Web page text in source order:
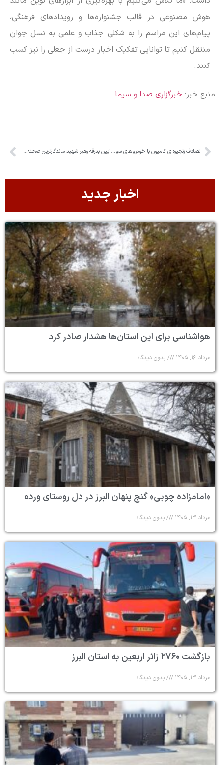
هوش مصنوعی در قالب جشنواره‌ها و رویدادهای فرهنگی،
پیام‌های این مراسم را به شکلی جذاب و علمی به نسل جوان
منتقل کنیم تا توانایی تفکیک اخبار درست از جعلی را نیز کسب
کنند.
منبع خبر: خبرگزاری صدا و سیما
تصادف زنجیره‌ای کامیون با خودرو‌های سواری ۳ مصدوم و یک فوتی برجای گذاشت آیین بدرقه رهبر شهید ماندگارترین صحنه‌های همبستگی ملی را رقم زد
اخبار جدید
هواشناسی برای این استان‌ها هشدار صادر کرد
مرداد ۱۶, ۱۴۰۵ بدون دیدگاه
«امامزاده چوبی» گنج پنهان البرز در دل روستای ورده
مرداد ۱۳, ۱۴۰۵ بدون دیدگاه
بازگشت ۲۷۶۰ زائر اربعین به استان البرز
مرداد ۱۳, ۱۴۰۵ بدون دیدگاه